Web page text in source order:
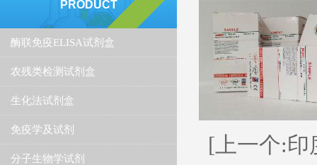
PRODUCT
酶联免疫ELISA试剂盒
农残类检测试剂盒
生化法试剂盒
免疫学及试剂
分子生物学试剂
[上一个:印